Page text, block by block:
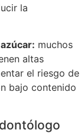
la
muchos
altas
el riesgo de
bajo contenido